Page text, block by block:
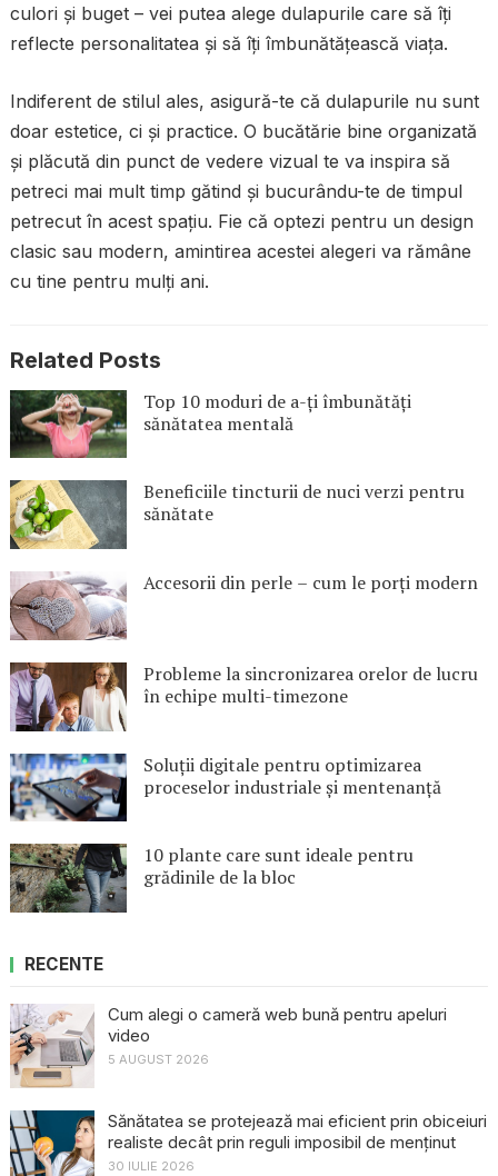
culori și buget – vei putea alege dulapurile care să îți
reflecte personalitatea și să îți îmbunătățească viața.
Indiferent de stilul ales, asigură-te că dulapurile nu sunt
doar estetice, ci și practice. O bucătărie bine organizată
și plăcută din punct de vedere vizual te va inspira să
petreci mai mult timp gătind și bucurându-te de timpul
petrecut în acest spațiu. Fie că optezi pentru un design
clasic sau modern, amintirea acestei alegeri va rămâne
cu tine pentru mulți ani.
Related Posts
Top 10 moduri de a-ți îmbunătăți
sănătatea mentală
Beneficiile tincturii de nuci verzi pentru
sănătate
Accesorii din perle – cum le porți modern
Probleme la sincronizarea orelor de lucru
în echipe multi-timezone
Soluții digitale pentru optimizarea
proceselor industriale și mentenanță
10 plante care sunt ideale pentru
grădinile de la bloc
RECENTE
Cum alegi o cameră web bună pentru apeluri
video
5 AUGUST 2026
Sănătatea se protejează mai eficient prin obiceiuri
realiste decât prin reguli imposibil de menținut
30 IULIE 2026